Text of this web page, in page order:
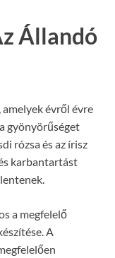
Állandó
évről évre
gyönyörűséget
rózsa és az írisz
karbantartást
a megfelelő
A